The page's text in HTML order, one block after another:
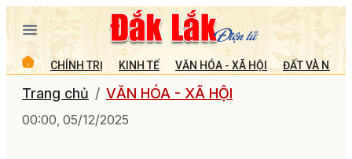
CHÍNH TRỊ KINH TẾ VĂN HÓA - XÃ HỘI ĐẤT VÀ
Trang chủ VĂN HÓA - XÃ HỘI
00:00, 05/12/2025